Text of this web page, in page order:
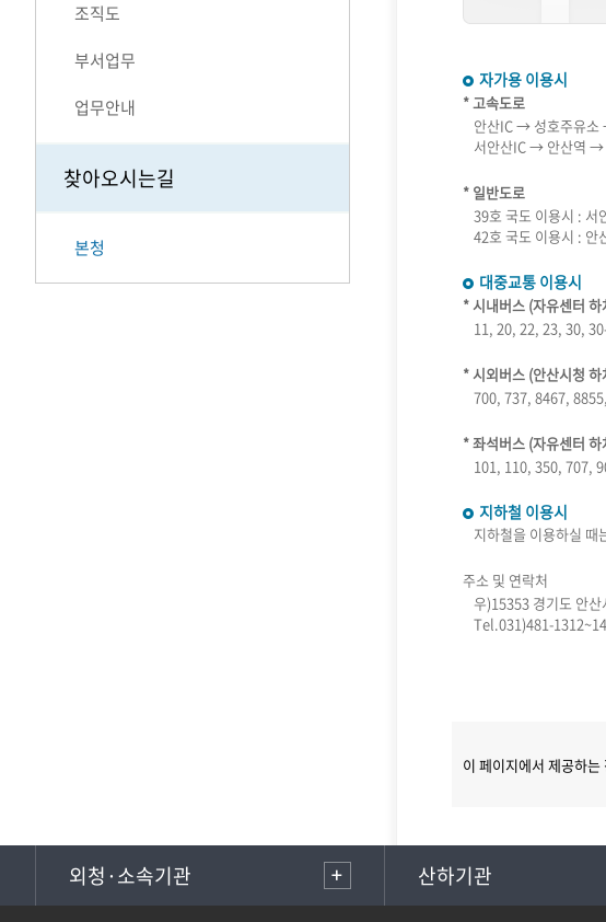
조직도
부서업무
업무안내
찾아오시는길
본청
자가용 이용시
* 고속도로
안산IC → 성호주유
서안산IC → 안산역 →
* 일반도로
39호 국도 이용시 :
42호 국도 이용시 :
대중교통 이용시
* 시내버스 (자유센터 하
11, 20, 22, 23, 30,
* 시외버스 (안산시청 하
700, 737, 8467,
* 좌석버스 (자유센터 하
101, 110, 350, 707,
지하철 이용시
지하철을 이용하실
주소 및 연락처
우)15353 경기도 안
Tel.031)481-1312~14
이 페이지에서 제공하
외청·소속기관 산하기관